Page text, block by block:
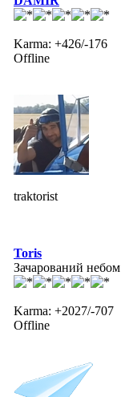
Karma: +426/-176
Offline
traktorist
Toris
Зачарований небом
Karma: +2027/-707
Offline